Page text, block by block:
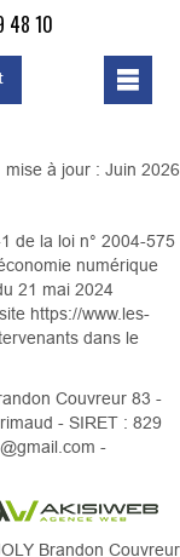
48 10
mise à jour : Juin 2026
de la loi n° 2004-575
numérique
21 mai 2024
https://www.les-
dans le
Couvreur 83 -
- SIRET : 829
-
Brandon Couvreur